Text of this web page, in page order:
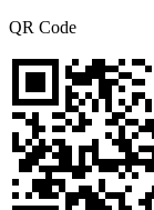
QR Code